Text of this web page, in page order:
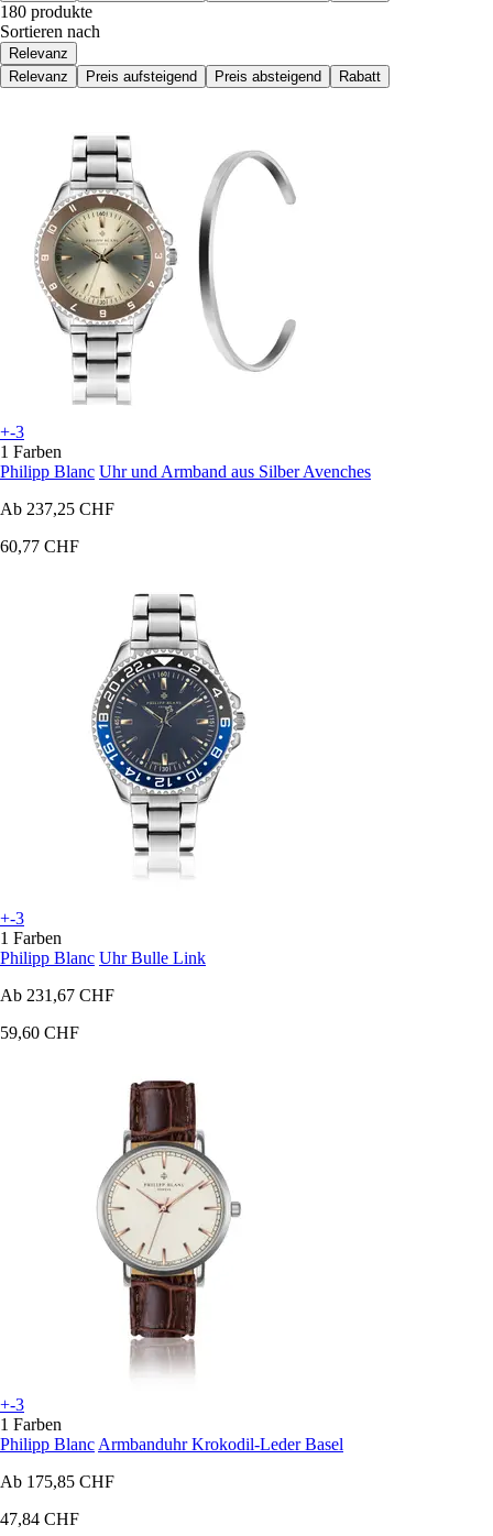
180 produkte
Sortieren nach
Relevanz
Relevanz
Preis aufsteigend Preis absteigend Rabatt
+-3
1 Farben
Philipp Blanc Uhr und Armband aus Silber Avenches
Ab 237,25 CHF
60,77 CHF
+-3
1 Farben
Philipp Blanc Uhr Bulle Link
Ab 231,67 CHF
59,60 CHF
+-3
1 Farben
Philipp Blanc Armbanduhr Krokodil-Leder Basel
Ab 175,85 CHF
47,84 CHF